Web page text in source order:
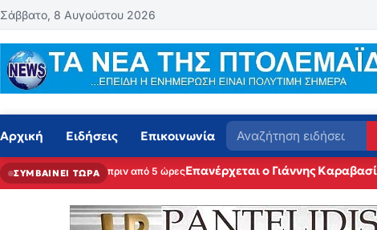
Μετάβαση στο περιεχόμενο
Σάββατο, 8 Αυγούστου 2026
Αρχική Ειδήσεις Επικοινωνία Αναζήτηση
ΣΥΜΒΑΙΝΕΙ ΤΩΡΑ πριν από 5 ώρεςΕπανέρχεται ο Γιάννης